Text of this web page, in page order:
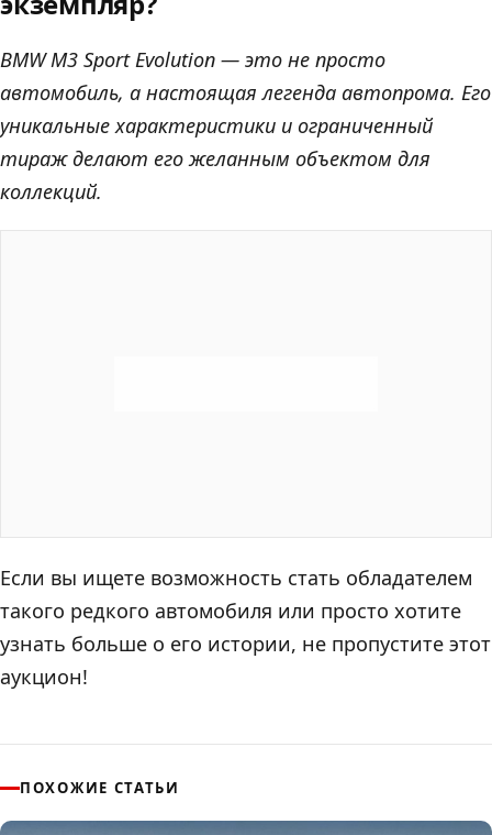
BMW M3 Sport Evolution — это не просто
автомобиль, а настоящая легенда автопрома. Его
уникальные характеристики и ограниченный
тираж делают его желанным объектом для
коллекций.
Если вы ищете возможность стать обладателем
такого редкого автомобиля или просто хотите
узнать больше о его истории, не пропустите этот
аукцион!
ПОХОЖИЕ СТАТЬИ